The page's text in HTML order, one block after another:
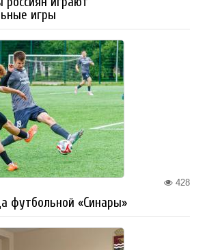
игры
428
футбольной «Синары»